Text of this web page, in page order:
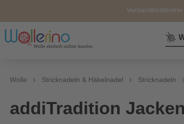
Neuheiten
Zubehör
Wolle
Nähkörbe &
Nähkästen
Alle
Wolle Stricknadeln & Häkelnadel Stricknadeln
addiTradition